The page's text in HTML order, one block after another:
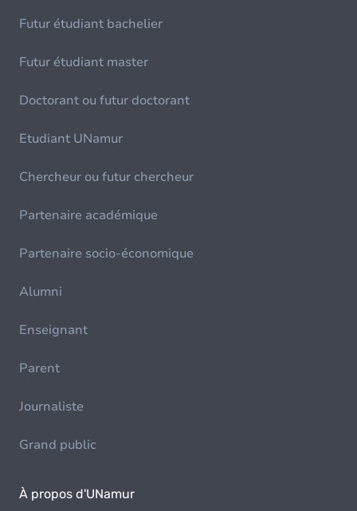
Futur étudiant bachelier
Futur étudiant master
Doctorant ou futur doctorant
Etudiant UNamur
Chercheur ou futur chercheur
Partenaire académique
Partenaire socio-économique
Alumni
Enseignant
Parent
Journaliste
Grand public
À propos d'UNamur